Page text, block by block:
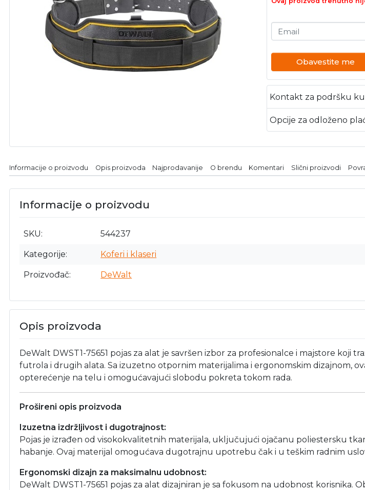
Email
Obavestite me
Kontakt za podršku
Opcije za odloženo
Informacije o proizvodu Opis proizvoda Najprodavanije O brendu Komentari Slični proizvodi
Informacije o proizvodu
SKU 544237
Kategorije Koferi i klaseri
Proizvođač DeWalt
Opis proizvoda
DeWalt DWST1-75651 pojas za alat je savršen izbor za profesionalce i majstore
futrola i drugih alata. Sa izuzetno otpornim materijalima i ergonomskim dizajnom,
opterećenje na telu i omogućavajući slobodu pokreta tokom rada.
Prošireni opis proizvoda
Izuzetna izdržljivost i dugotrajnost:
Pojas je izrađen od visokokvalitetnih materijala, uključujući ojačanu poliestersku
habanje. Ovaj materijal omogućava dugotrajnu upotrebu čak i u teškim radnim
Ergonomski dizajn za maksimalnu udobnost:
DeWalt DWST1-75651 pojas za alat dizajniran je sa fokusom na udobnost